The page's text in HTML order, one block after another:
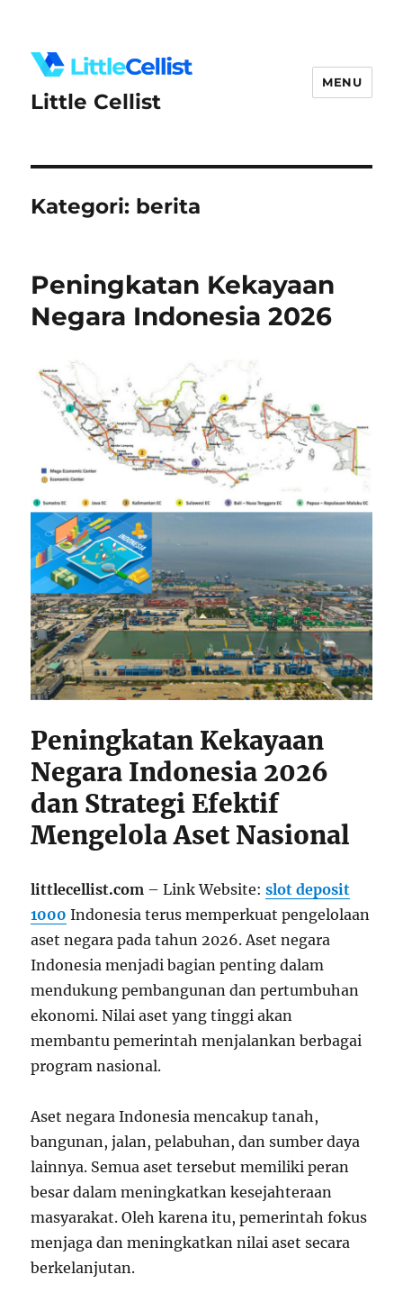
Little Cellist
MENU
Kategori: berita
Peningkatan Kekayaan
Negara Indonesia 2026
Peningkatan Kekayaan
Negara Indonesia 2026
dan Strategi Efektif
Mengelola Aset Nasional
littlecellist.com – Link Website:slot deposit
1000 Indonesia terus memperkuat pengelolaan
aset negara pada tahun 2026. Aset negara
Indonesia menjadi bagian penting dalam
mendukung pembangunan dan pertumbuhan
ekonomi. Nilai aset yang tinggi akan
membantu pemerintah menjalankan berbagai
program nasional.
Aset negara Indonesia mencakup tanah,
bangunan, jalan, pelabuhan, dan sumber daya
lainnya. Semua aset tersebut memiliki peran
besar dalam meningkatkan kesejahteraan
masyarakat. Oleh karena itu, pemerintah fokus
menjaga dan meningkatkan nilai aset secara
berkelanjutan.